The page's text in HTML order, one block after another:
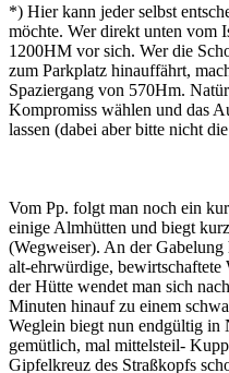
*) Hier kann jeder selbst
möchte. Wer direkt unten vom
1200HM vor sich. Wer die
zum Parkplatz hinauffährt,
Spaziergang von 570Hm.
Kompromiss wählen und das
lassen (dabei aber bitte nicht
Vom Pp. folgt man noch ein
einige Almhütten und biegt
(Wegweiser). An der
alt-ehrwürdige,
der Hütte wendet man sich
Minuten hinauf zu einem
Weglein biegt nun endgültig
gemütlich, mal mittelsteil-
Gipfelkreuz des Straßkopfs